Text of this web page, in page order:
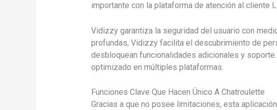
importante con la plataforma de atención al cliente
Vidizzy garantiza la seguridad del usuario con
profundas, Vidizzy facilita el descubrimiento de
desbloquean funcionalidades adicionales y
optimizado en múltiples plataformas.
Funciones Clave Que Hacen Único A Chatroulette
Gracias a que no posee limitaciones, esta